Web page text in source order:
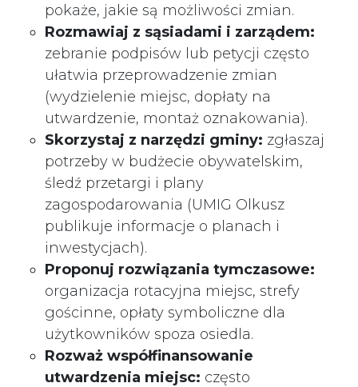
pokaże, jakie są możliwości zmian.
Rozmawiaj z sąsiadami i zarządem:
zebranie podpisów lub petycji często
ułatwia przeprowadzenie zmian
(wydzielenie miejsc, dopłaty na
utwardzenie, montaż oznakowania).
Skorzystaj z narzędzi gminy: zgłaszaj
potrzeby w budżecie obywatelskim,
śledź przetargi i plany
zagospodarowania (UMIG Olkusz
publikuje informacje o planach i
inwestycjach).
Proponuj rozwiązania tymczasowe:
organizacja rotacyjna miejsc, strefy
gościnne, opłaty symboliczne dla
użytkowników spoza osiedla.
Rozważ współfinansowanie
utwardzenia miejsc: często